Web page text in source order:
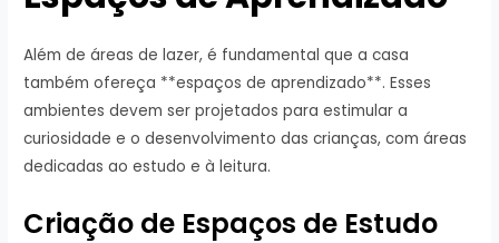
Além de áreas de lazer, é fundamental que a casa
também ofereça **espaços de aprendizado**. Esses
ambientes devem ser projetados para estimular a
curiosidade e o desenvolvimento das crianças, com áreas
dedicadas ao estudo e à leitura.
Criação de Espaços de Estudo